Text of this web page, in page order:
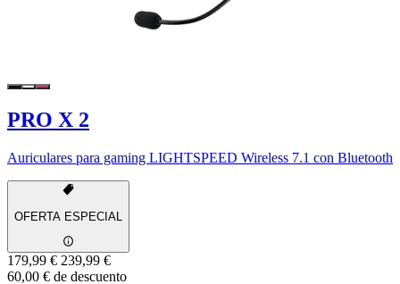
PRO X 2
Auriculares para gaming LIGHTSPEED Wireless 7.1 con Bluetooth
OFERTA ESPECIAL
179,99 € 239,99 €
60,00 € de descuento